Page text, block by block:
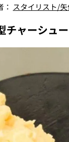
スタイリスト/矢
ャーシュー